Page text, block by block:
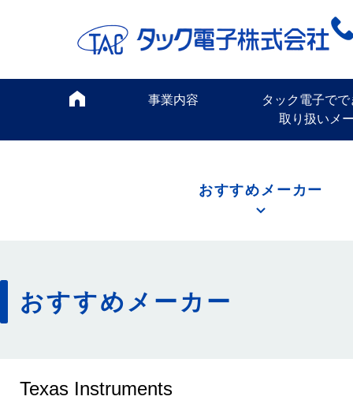
事業内容
タック電子で
取り扱いメ
おすすめメーカー
おすすめメーカー
Texas Instruments